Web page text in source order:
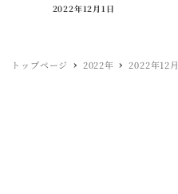
2022年12月1日
トップページ 2022年 2022年12月